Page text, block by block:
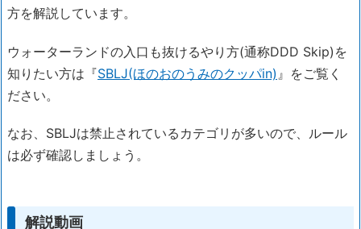
方を解説しています。
ウォーターランドの入口も抜けるやり方(通称DDD Skip)を
知りたい方は『SBLJ(ほのおのうみのクッパin) 』をご覧く
ださい。
なお、SBLJは禁止されているカテゴリが多いので、ルール
は必ず確認しましょう。
解説動画